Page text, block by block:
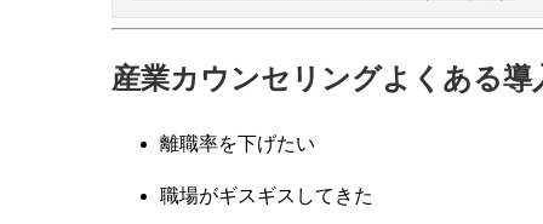
産業カウンセリングよくある導
離職率を下げたい
職場がギスギスしてきた